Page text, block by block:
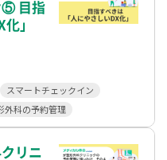
⑤ 目指
」
スマートチェックイン
外科の予約管理
リニ